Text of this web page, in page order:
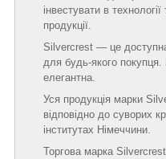
інвестувати в
продукції.
Silvercrest — це доступна
для будь-якого покупця.
елегантна.
Уся продукція марки
відповідно до суворих
інститутах Німеччини.
Торгова марка